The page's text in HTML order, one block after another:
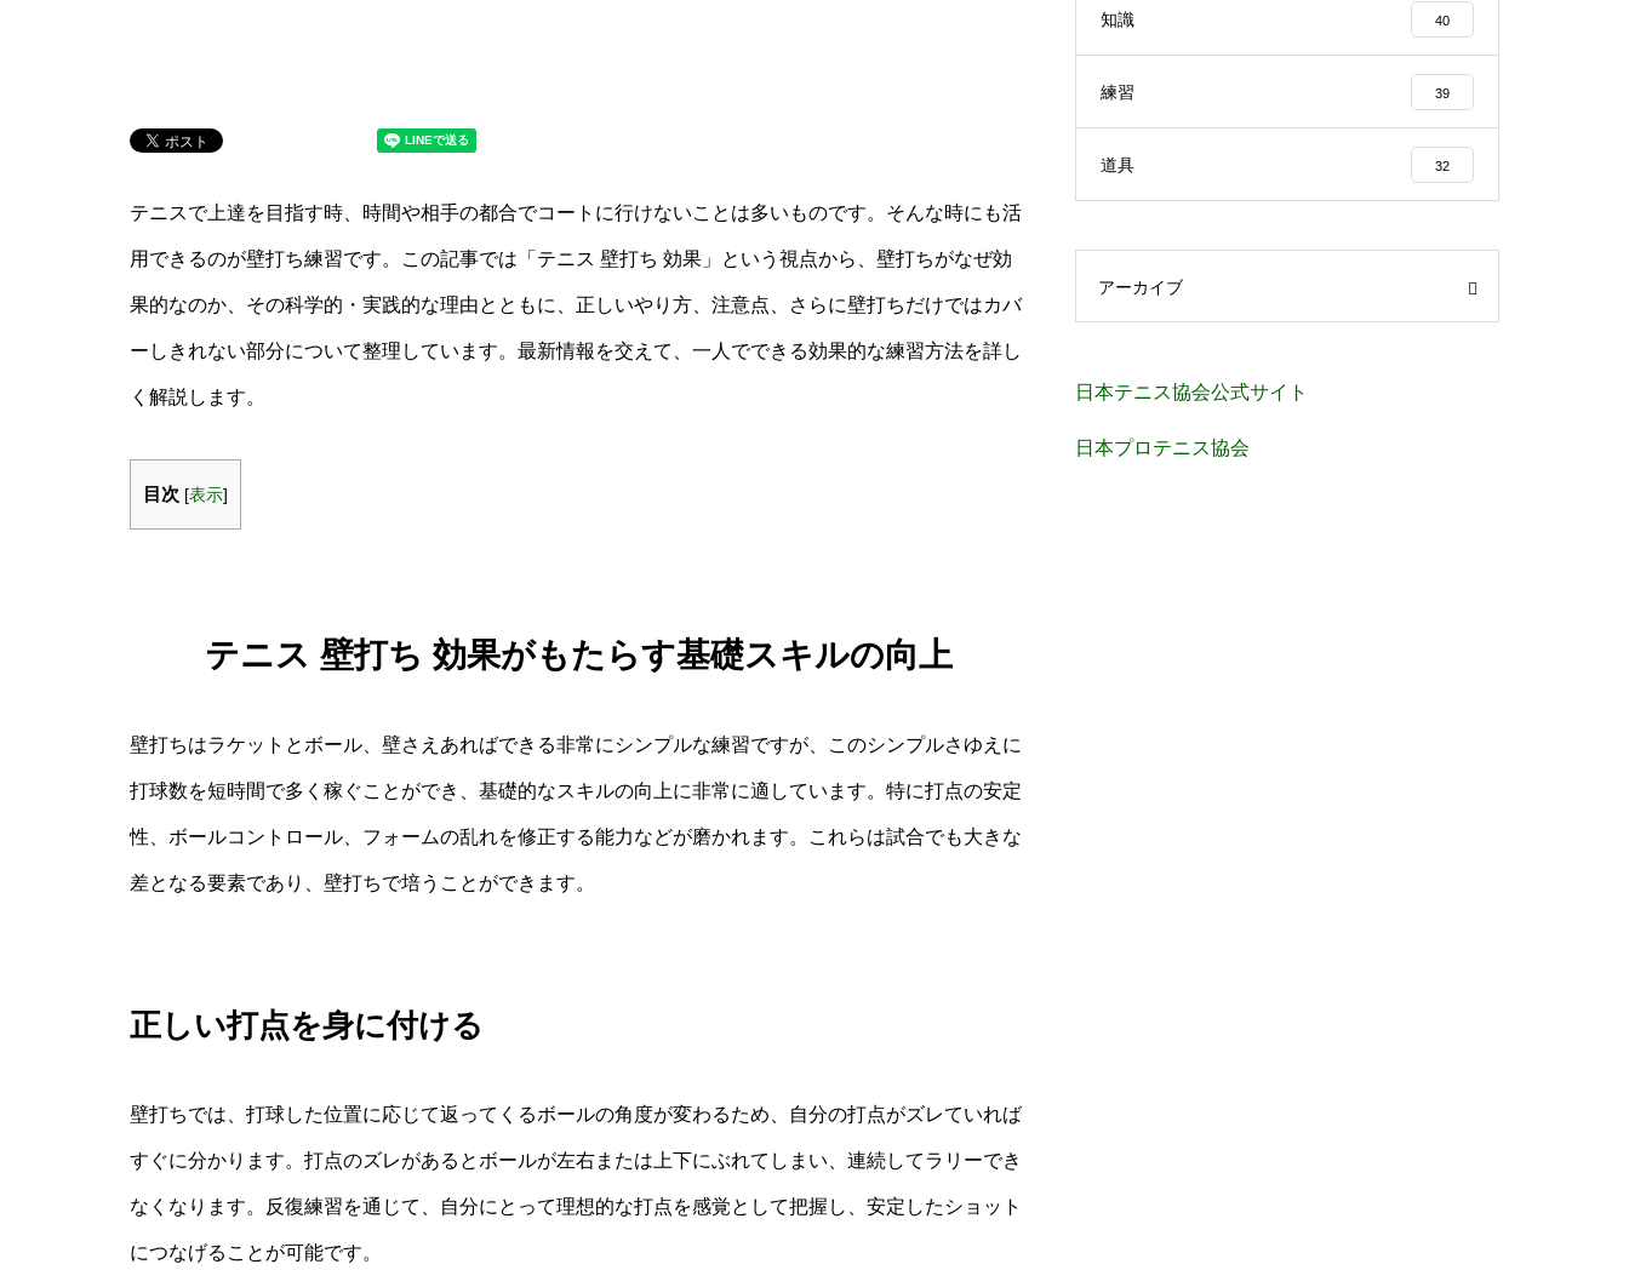
テニスで上達を目指す時、時間や相手の都合でコートに行けないことは多いものです。そんな時にも活
用できるのが壁打ち練習です。この記事では「テニス 壁打ち 効果」という視点から、壁打ちがなぜ効
果的なのか、その科学的・実践的な理由とともに、正しいやり方、注意点、さらに壁打ちだけではカバ
ーしきれない部分について整理しています。最新情報を交えて、一人でできる効果的な練習方法を詳し
く解説します。
目次 [表示]
テニス 壁打ち 効果がもたらす基礎スキルの向上
壁打ちはラケットとボール、壁さえあればできる非常にシンプルな練習ですが、このシンプルさゆえに
打球数を短時間で多く稼ぐことができ、基礎的なスキルの向上に非常に適しています。特に打点の安定
性、ボールコントロール、フォームの乱れを修正する能力などが磨かれます。これらは試合でも大きな
差となる要素であり、壁打ちで培うことができます。
正しい打点を身に付ける
壁打ちでは、打球した位置に応じて返ってくるボールの角度が変わるため、自分の打点がズレていれば
すぐに分かります。打点のズレがあるとボールが左右または上下にぶれてしまい、連続してラリーでき
なくなります。反復練習を通じて、自分にとって理想的な打点を感覚として把握し、安定したショット
につなげることが可能です。
知識 40
練習 39
道具 32
アーカイブ
日本テニス協会公式サイト
日本プロテニス協会